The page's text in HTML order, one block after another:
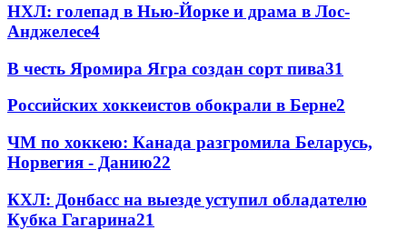
НХЛ: голепад в Нью-Йорке и драма в Лос-
Анджелесе4
В честь Яромира Ягра создан сорт пива31
Российских хоккеистов обокрали в Берне2
ЧМ по хоккею: Канада разгромила Беларусь,
Норвегия - Данию22
КХЛ: Донбасс на выезде уступил обладателю
Кубка Гагарина21